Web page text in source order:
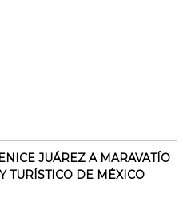
JUÁREZ A MARAVATÍO
TURÍSTICO DE MÉXICO